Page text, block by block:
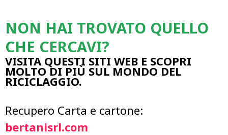
NON HAI TROVATO QUELLO
CHE CERCAVI?
VISITA QUESTI SITI WEB E SCOPRI
MOLTO DI PIÙ SUL MONDO DEL
RICICLAGGIO.
Recupero Carta e cartone:
bertanisrl.com